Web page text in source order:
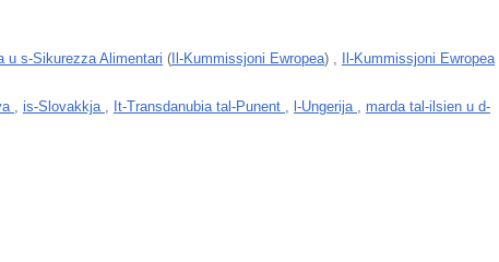
u s-Sikurezza Alimentari ( Il-Kummissjoni Ewropea) , Il-Kummissjoni Ewropea
, is-Slovakkja , It-Transdanubia tal-Punent , l-Ungerija , marda tal-ilsien u d-